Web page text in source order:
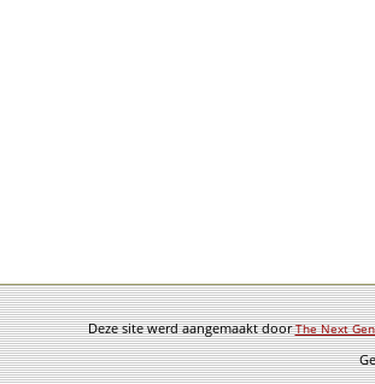
Deze site werd aangemaakt doorThe Next